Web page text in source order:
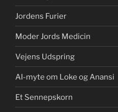
Jordens Furier
Moder Jords Medicin
Vejens Udspring
AI-myte om Loke og Anansi
Et Sennepskorn